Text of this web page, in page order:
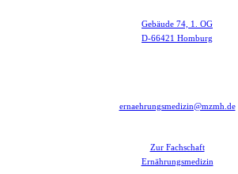
Gebäude 74, 1. OG
D-66421 Homburg
ernaehrungsmedizin@mzmh.de
Zur Fachschaft
Ernährungsmedizin